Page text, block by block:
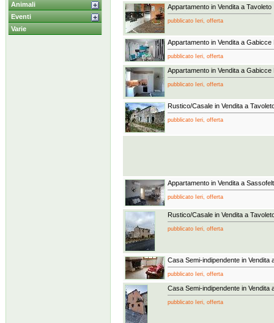
Animali
Eventi
Varie
Appartamento in Vendita a Tavoleto
pubblicato Ieri, offerta
Appartamento in Vendita a Gabicce
pubblicato Ieri, offerta
Appartamento in Vendita a Gabicce
pubblicato Ieri, offerta
Rustico/Casale in Vendita a
pubblicato Ieri, offerta
Appartamento in Vendita a
pubblicato Ieri, offerta
Rustico/Casale in Vendita a
pubblicato Ieri, offerta
Casa Semi-indipendente in Vendita
pubblicato Ieri, offerta
Casa Semi-indipendente in Vendita
pubblicato Ieri, offerta